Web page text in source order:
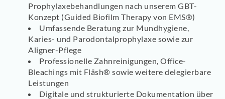
Prophylaxebehandlungen nach unserem GBT-
Konzept (Guided Biofilm Therapy von EMS®)
Umfassende Beratung zur Mundhygiene,
Karies- und Parodontalprophylaxe sowie zur
Aligner-Pflege
Professionelle Zahnreinigungen, Office-
Bleachings mit Fläsh® sowie weitere delegierbare
Leistungen
Digitale und strukturierte Dokumentation über